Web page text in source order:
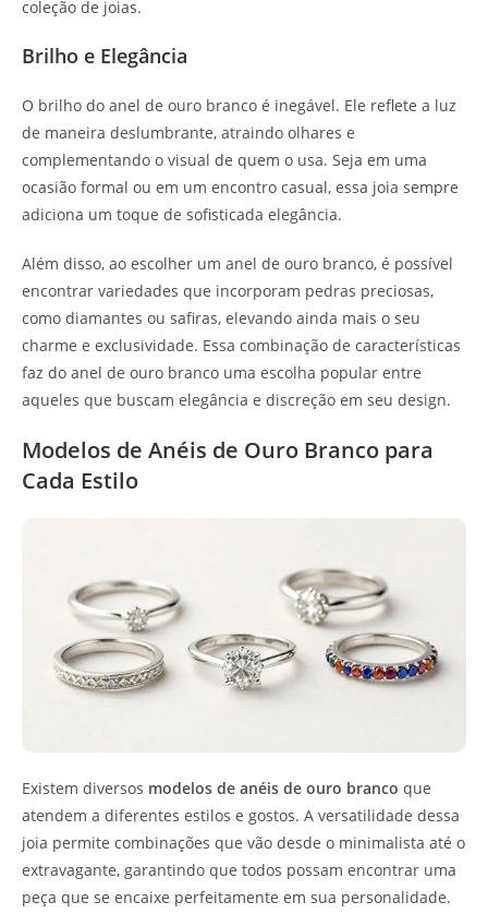
coleção de joias.
Brilho e Elegância
O brilho do anel de ouro branco é inegável. Ele reflete a luz
de maneira deslumbrante, atraindo olhares e
complementando o visual de quem o usa. Seja em uma
ocasião formal ou em um encontro casual, essa joia sempre
adiciona um toque de sofisticada elegância.
Além disso, ao escolher um anel de ouro branco, é possível
encontrar variedades que incorporam pedras preciosas,
como diamantes ou safiras, elevando ainda mais o seu
charme e exclusividade. Essa combinação de características
faz do anel de ouro branco uma escolha popular entre
aqueles que buscam elegância e discreção em seu design.
Modelos de Anéis de Ouro Branco para
Cada Estilo
Existem diversos modelos de anéis de ouro branco que
atendem a diferentes estilos e gostos. A versatilidade dessa
joia permite combinações que vão desde o minimalista até o
extravagante, garantindo que todos possam encontrar uma
peça que se encaixe perfeitamente em sua personalidade.